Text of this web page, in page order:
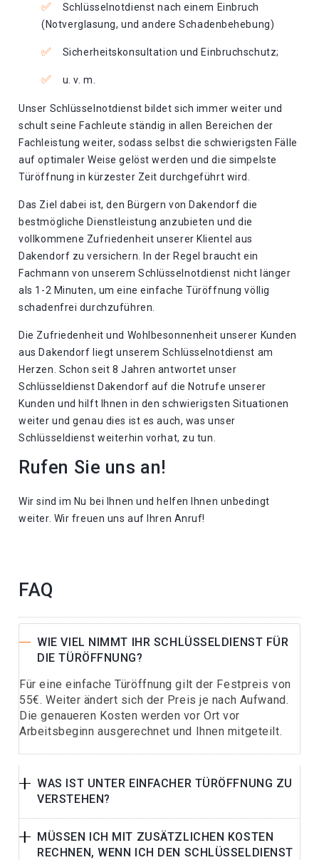
Schlüsselnotdienst nach einem Einbruch
(Notverglasung, und andere Schadenbehebung)
Sicherheitskonsultation und Einbruchschutz;
u. v. m.
Unser Schlüsselnotdienst bildet sich immer weiter und
schult seine Fachleute ständig in allen Bereichen der
Fachleistung weiter, sodass selbst die schwierigsten Fälle
auf optimaler Weise gelöst werden und die simpelste
Türöffnung in kürzester Zeit durchgeführt wird.
Das Ziel dabei ist, den Bürgern von Dakendorf die
bestmögliche Dienstleistung anzubieten und die
vollkommene Zufriedenheit unserer Klientel aus
Dakendorf zu versichern. In der Regel braucht ein
Fachmann von unserem Schlüsselnotdienst nicht länger
als 1-2 Minuten, um eine einfache Türöffnung völlig
schadenfrei durchzuführen.
Die Zufriedenheit und Wohlbesonnenheit unserer Kunden
aus Dakendorf liegt unserem Schlüsselnotdienst am
Herzen. Schon seit 8 Jahren antwortet unser
Schlüsseldienst Dakendorf auf die Notrufe unserer
Kunden und hilft Ihnen in den schwierigsten Situationen
weiter und genau dies ist es auch, was unser
Schlüsseldienst weiterhin vorhat, zu tun.
Rufen Sie uns an!
Wir sind im Nu bei Ihnen und helfen Ihnen unbedingt
weiter. Wir freuen uns auf Ihren Anruf!
FAQ
WIE VIEL NIMMT IHR SCHLÜSSELDIENST FÜR
DIE TÜRÖFFNUNG?
Für eine einfache Türöffnung gilt der Festpreis von
55€. Weiter ändert sich der Preis je nach Aufwand.
Die genaueren Kosten werden vor Ort vor
Arbeitsbeginn ausgerechnet und Ihnen mitgeteilt.
WAS IST UNTER EINFACHER TÜRÖFFNUNG ZU
VERSTEHEN?
MÜSSEN ICH MIT ZUSÄTZLICHEN KOSTEN
RECHNEN, WENN ICH DEN SCHLÜSSELDIENST